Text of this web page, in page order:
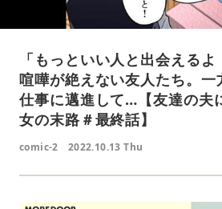
「もっといい人と出会える
喧嘩が絶えない友人たち。一
仕事に邁進して…【友達の夫
女の末路＃最終話】
comic-2 2022.10.13 Thu